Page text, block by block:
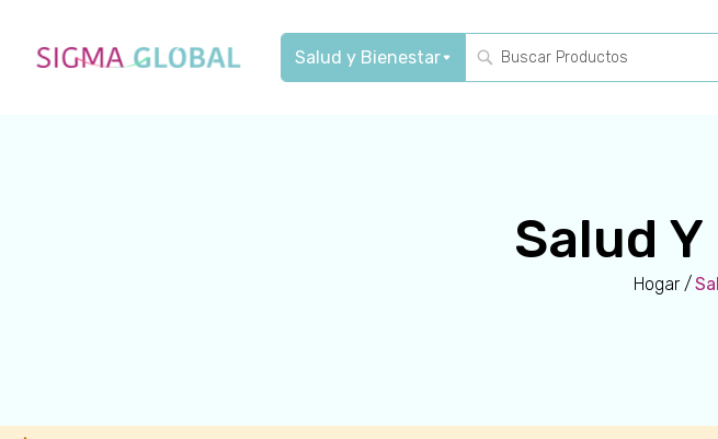
Search
Salud
Hogar